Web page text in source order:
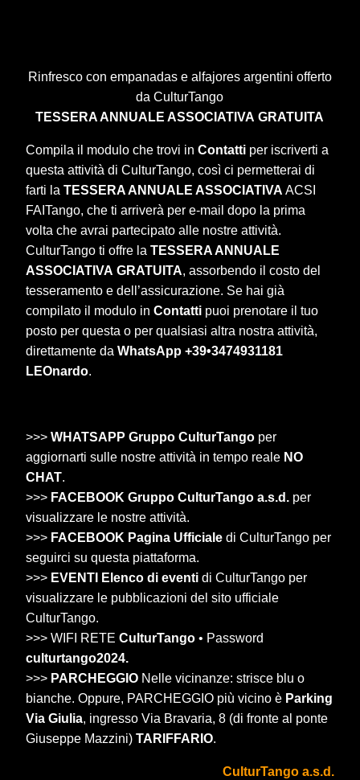
Rinfresco con empanadas e alfajores argentini offerto
da CulturTango
TESSERA ANNUALE ASSOCIATIVA GRATUITA
Compila il modulo che trovi inContatti per iscriverti a
questa attività di CulturTango, così ci permetterai di
farti laTESSERA ANNUALE ASSOCIATIVA ACSI
FAITango, che ti arriverà per e-mail dopo la prima
volta che avrai partecipato alle nostre attività.
CulturTango ti offre laTESSERA ANNUALE
ASSOCIATIVA GRATUITA, assorbendo il costo del
tesseramento e dell’assicurazione. Se hai già
compilato il modulo inContatti puoi prenotare il tuo
posto per questa o per qualsiasi altra nostra attività,
direttamente da WhatsApp +39•3474931181
LEOnardo.
>>>WHATSAPP Gruppo CulturTango per
aggiornarti sulle nostre attività in tempo reale NO
CHAT.
>>> FACEBOOK Gruppo CulturTango a.s.d. per
visualizzare le nostre attività.
>>> FACEBOOK Pagina Ufficiale di CulturTango per
seguirci su questa piattaforma.
>>> EVENTI Elenco di eventi di CulturTango per
visualizzare le pubblicazioni del sito ufficiale
CulturTango.
>>> WIFI RETECulturTango • Password
culturtango2024.
>>> PARCHEGGIO Nelle vicinanze: strisce blu o
bianche. Oppure, PARCHEGGIO più vicino è Parking
Via Giulia, ingresso Via Bravaria, 8 (di fronte al ponte
Giuseppe Mazzini)TARIFFARIO.
CulturTango a.s.d.